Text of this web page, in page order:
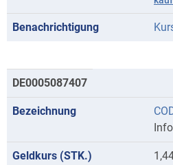
DE0005087407